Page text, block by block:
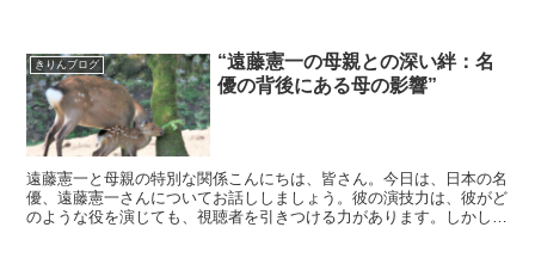
きりんブログ
“遠藤憲一の母親との深い絆：名
優の背後にある母の影響”
遠藤憲一と母親の特別な関係こんにちは、皆さん。今日は、日本の名
優、遠藤憲一さんについてお話ししましょう。彼の演技力は、彼がど
のような役を演じても、視聴者を引きつける力があります。しかし、